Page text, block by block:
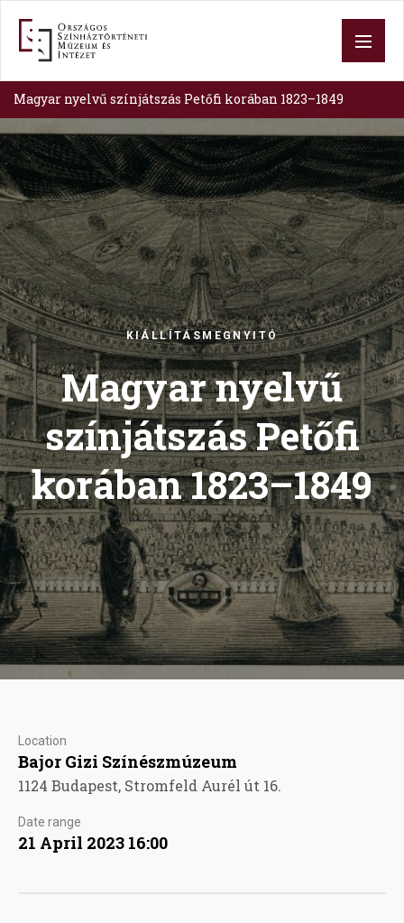
content
Magyar nyelvű színjátszás Petőfi korában 1823–1849
KIÁLLÍTÁSMEGNYITÓ
Magyar nyelvű
színjátszás Petőfi
korában 1823–1849
Location
Bajor Gizi Színészmúzeum
1124 Budapest, Stromfeld Aurél út 16.
Date range
21 April 2023 16:00